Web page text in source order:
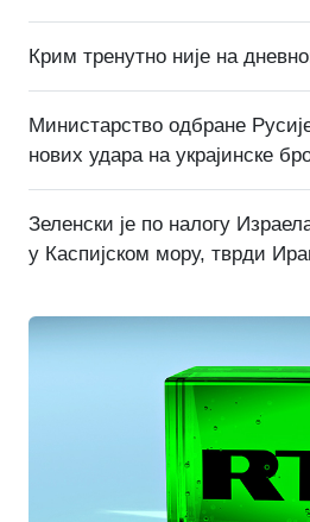
Крим тренутно није на
Министарство одбране
нових удара на украјинске
Зеленски је по налогу
у Каспијском мору, тврди